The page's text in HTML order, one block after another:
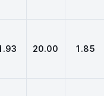
20.00 1.85